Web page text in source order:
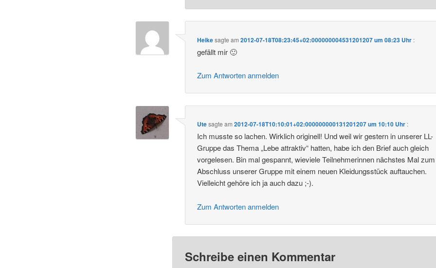
Heikesagte am2012-07-18T08:23:45+02:000000004531201207 um 08:23 Uhr :
gefällt mir 🙂
Zum Antworten anmelden
Utesagte am2012-07-18T10:10:01+02:000000000131201207 um 10:10 Uhr :
Ich musste so lachen. Wirklich originell! Und weil wir gestern in unserer LL-
Gruppe das Thema „Lebe attraktiv“ hatten, habe ich den Brief auch gleich
vorgelesen. Bin mal gespannt, wieviele Teilnehmerinnen nächstes Mal zum
Abschluss unserer Gruppe mit einem neuen Kleidungsstück auftauchen.
Vielleicht gehöre ich ja auch dazu ;-).
Zum Antworten anmelden
Schreibe einen Kommentar